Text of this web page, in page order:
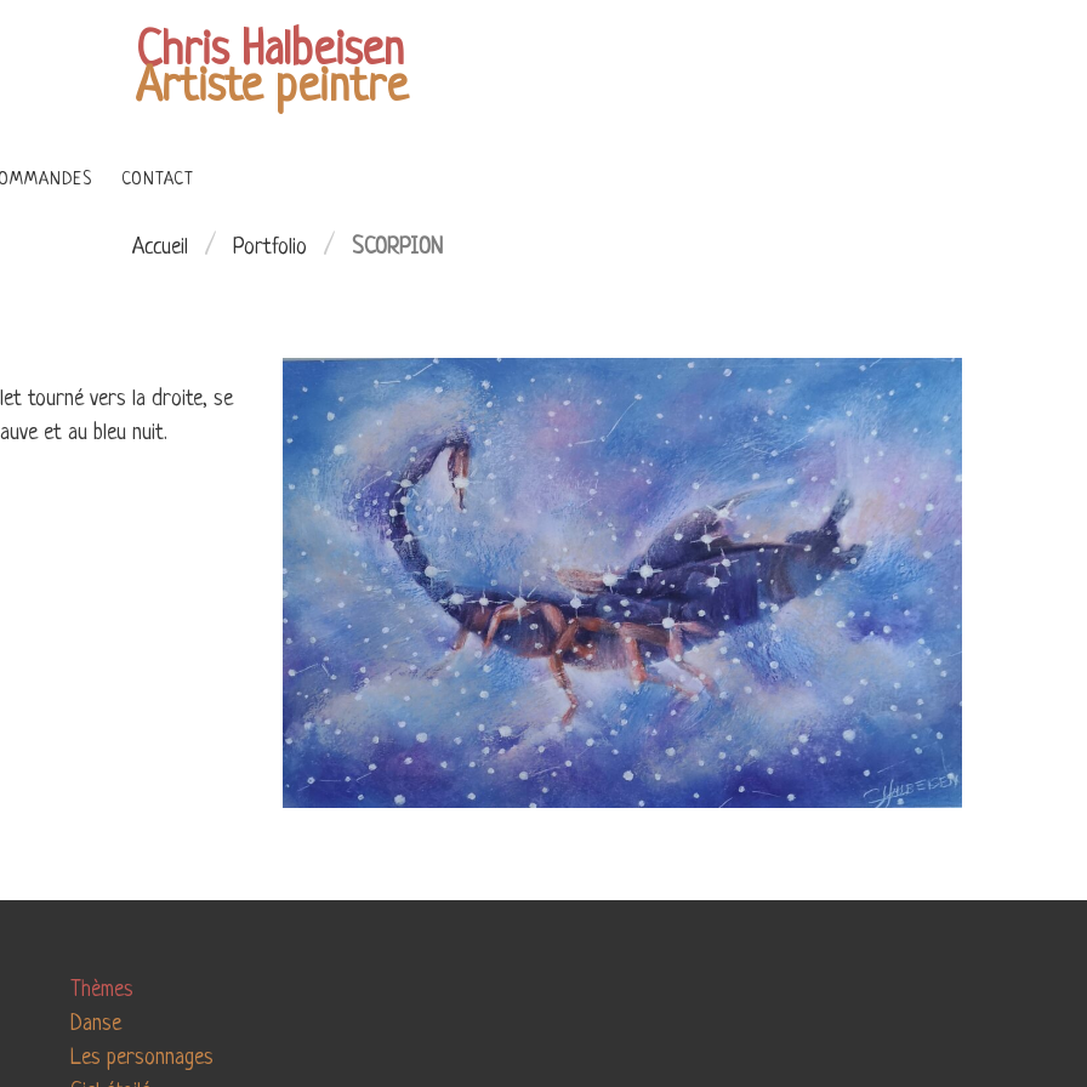
Chris Halbeisen
Artiste peintre
CONTACT
Accueil / Portfolio / SCORPION
tourné vers la droite, se
et au bleu nuit.
Thèmes
Danse
Les personnages